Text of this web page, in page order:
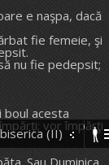
(II)
e naşpa, dacă
fie femeie, şi
nu fie pedepsit;
boul acesta
vor împărţi
Sau Duminica,